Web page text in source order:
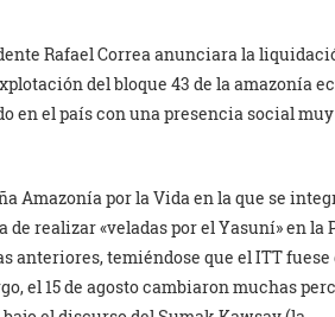
Rafael Correa anunciara la
del bloque 43 de la amazonía
en el país con una presencia social
Amazonía por la Vida en la que se
realizar «veladas por el Yasuní» en la
anteriores, temiéndose que el ITT
el 15 de agosto cambiaron muchas